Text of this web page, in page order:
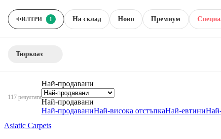
ФИЛТРИ 1 На склад Премиум
Новo
Тюркоаз
117 резултата
Най-продавани
Най-продавани
Най-продаваниНай-висока отстъпкаНай-евтини
Asiatic Carpets